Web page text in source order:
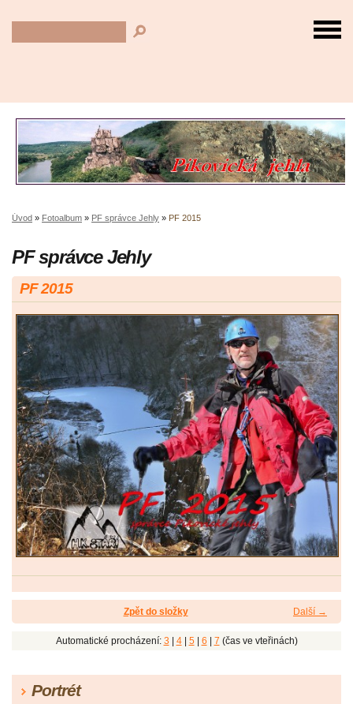
Úvod » Fotoalbum » PF správce Jehly » PF 2015
PF správce Jehly
PF 2015
Další →
Zpět do složky
Automatické procházení: 3 4| 5| 6 7 (čas ve vteřinách)
Portrét